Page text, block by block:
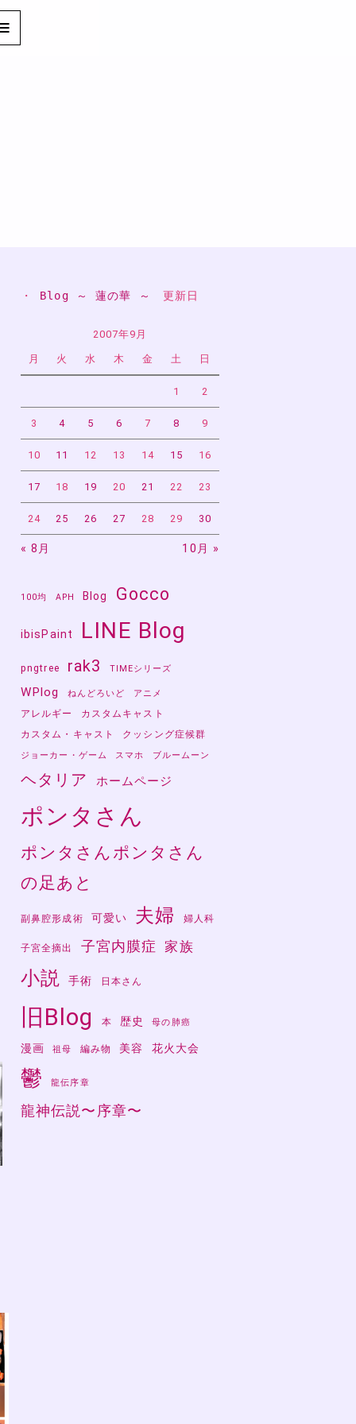
・ Blog ～ 蓮の華 ～ 更新日
2007年9月
月 火 水 木 金 土 日
1 2
3 4 5 6 7 8 9
10 11 12 13 14 15 16
17 18 19 20 21 22 23
24 25 26 27 28 29 30
« 8月 10月 »
100均 APH Blog Gocco
ibisPaint LINE Blog
pngtree rak3 TIMEシリーズ
WPlog ねんどろいど アニメ
アレルギー
カスタムキャスト
カスタム・キャスト
クッシング症候群
ジョーカー・ゲーム スマホ ブルームーン
ヘタリア ホームページ
ポンタさん
ポンタさんポンタさん
の足あと
副鼻腔形成術 可愛い 夫婦 婦人科
子宮全摘出 子宮内膜症 家族
小説 手術 日本さん
旧Blog 本 歴史 母の肺癌
漫画 祖母 編み物 美容 花火大会
鬱 龍伝序章
龍神伝説〜序章〜